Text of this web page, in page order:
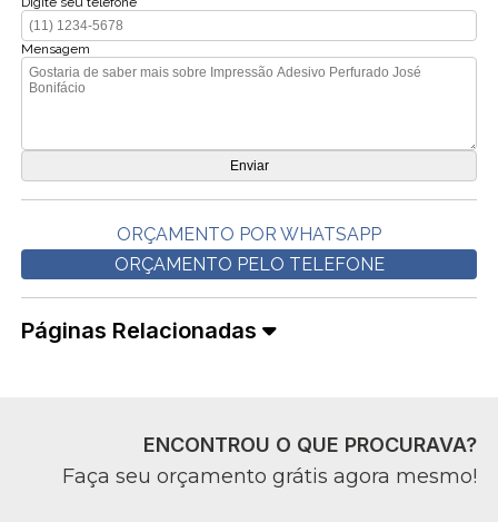
Mensagem
ORÇAMENTO POR WHATSAPP
ORÇAMENTO PELO TELEFONE
Páginas Relacionadas
ENCONTROU O QUE PROCURAVA?
Faça seu orçamento grátis agora mesmo!